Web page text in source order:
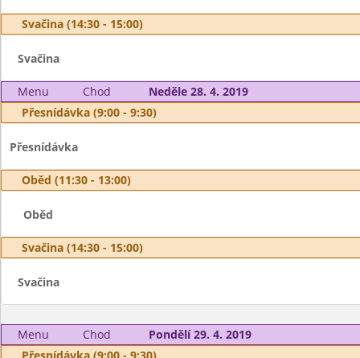
Svačina (14:30 - 15:00)
Svačina
Menu Chod
Neděle 28. 4. 2019
Přesnídávka (9:00 - 9:30)
Přesnídávka
Oběd (11:30 - 13:00)
Oběd
Svačina (14:30 - 15:00)
Svačina
Menu Chod
Pondělí 29. 4. 2019